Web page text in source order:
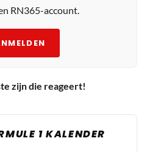
RN365-account.
zijn die reageert!
1 KALENDER